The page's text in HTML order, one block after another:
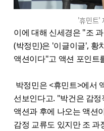
'휴민트'
이에 대해 신세경은 "조
(박정민)은 '이글이글', 황
액션이다"고 액션 포인트
박정민은 <휴민트>에서
선보인다고. "박건은 감
액션과 후에 나오는 액션
감정 교류도 있지만 조